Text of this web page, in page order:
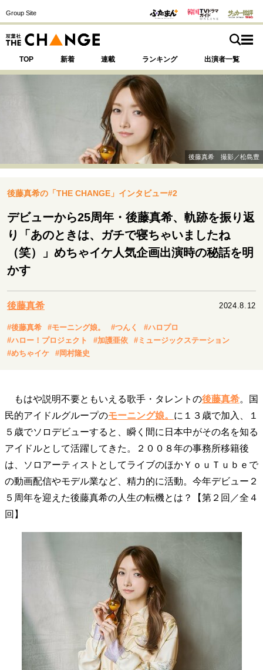
Group Site
TOP 新着 連載 ランキング 出演者一覧
注目の記事テーマで探す
運命を変えた出会い 決断の裏側
表現者の葛藤
人生が動いた日 10代の挫折と原点
キャリア・働き方
大人の学び直し
トップが描く未来
一流のルーティン
ライフスタイル・生き方
病が教えてくれたこと
熱狂できるもの
60代のネクストステージ
社会・カルチャー・マネー
地域とつながる/お金との付き合い方
後藤真希 撮影／松島豊
後藤真希の「THE CHANGE」インタビュー#2
デビューから25周年・後藤真希、軌跡を振り返
り「あのときは、ガチで寝ちゃいましたね
（笑）」めちゃイケ人気企画出演時の秘話を明
かす
後藤真希 2024.8.12
#後藤真希 #モーニング娘。 #つんく
#ハロプロ
#ハロー！プロジェクト
#加護亜依
#ミュージックステーション
#めちゃイケ
#岡村隆史
もはや説明不要ともいえる歌手・タレントの後藤真希。国
民的アイドルグループのモーニング娘。 に１３歳で加入、１
５歳でソロデビューすると、瞬く間に日本中がその名を知る
アイドルとして活躍してきた。２００８年の事務所移籍後
は、ソロアーティストとしてライブのほかＹｏｕＴｕｂｅで
の動画配信やモデル業など、精力的に活動。今年デビュー２
５周年を迎えた後藤真希の人生の転機とは？【第２回／全４
回】